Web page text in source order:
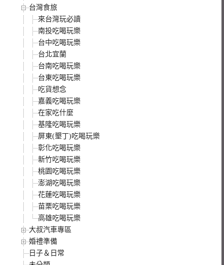
台灣食旅
來台灣玩必讀
南投吃喝玩樂
台中吃喝玩樂
台北宜蘭
台南吃喝玩樂
台東吃喝玩樂
吃貨想念
嘉義吃喝玩樂
在家吃什麼
基隆吃喝玩樂
屏東(墾丁)吃喝玩樂
彰化吃喝玩樂
新竹吃喝玩樂
桃園吃喝玩樂
澎湖吃喝玩樂
花蓮吃喝玩樂
苗栗吃喝玩樂
高雄吃喝玩樂
大叔汽車專區
婚禮準備
日子＆日常